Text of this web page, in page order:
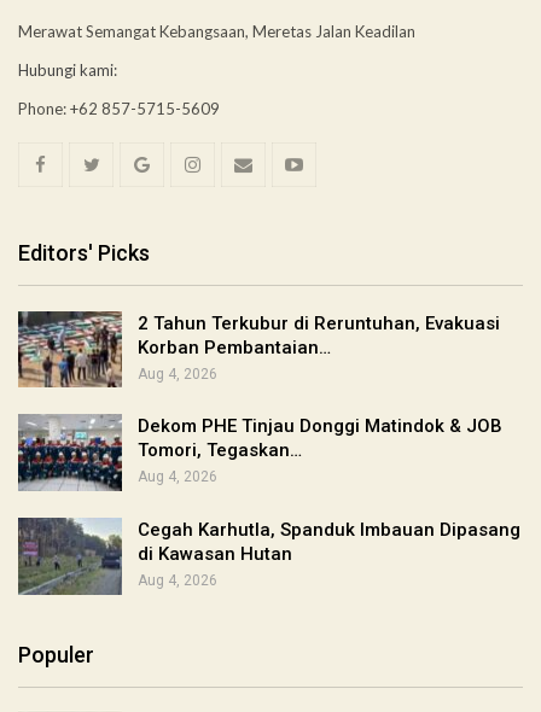
Merawat Semangat Kebangsaan, Meretas Jalan Keadilan
Hubungi kami:
Phone: +62 857-5715-5609
Editors' Picks
2 Tahun Terkubur di Reruntuhan, Evakuasi
Korban Pembantaian…
Aug 4, 2026
Dekom PHE Tinjau Donggi Matindok & JOB
Tomori, Tegaskan…
Aug 4, 2026
Cegah Karhutla, Spanduk Imbauan Dipasang
di Kawasan Hutan
Aug 4, 2026
Populer